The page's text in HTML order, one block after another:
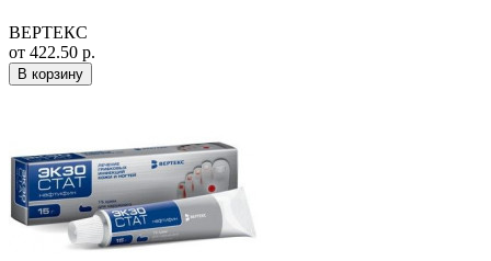
ВЕРТЕКС
от 422.50 р.
В корзину